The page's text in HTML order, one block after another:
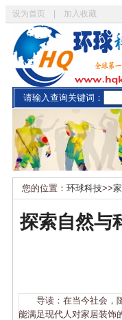
设为首页 加入收藏
请输入查询关键词：
您的位置： 环球科技>>
探索自然
导读：在当今社会，随
能满足现代人对家居装饰